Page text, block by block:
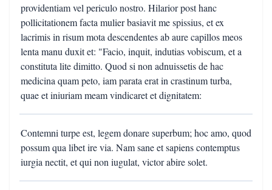
providentiam vel periculo nostro. Hilarior post hanc
pollicitationem facta mulier basiavit me spissius, et ex
lacrimis in risum mota descendentes ab aure capillos meos
lenta manu duxit et: "Facio, inquit, indutias vobiscum, et a
constituta lite dimitto. Quod si non adnuissetis de hac
medicina quam peto, iam parata erat in crastinum turba,
quae et iniuriam meam vindicaret et dignitatem:
Contemni turpe est, legem donare superbum; hoc amo, quod
possum qua libet ire via. Nam sane et sapiens contemptus
iurgia nectit, et qui non iugulat, victor abire solet.